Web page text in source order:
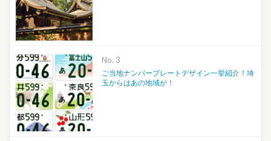
No.
ご当地ナンバープレートデザイン一挙紹介！埼
玉からはあの地域が！